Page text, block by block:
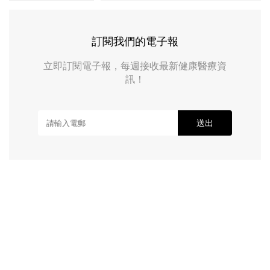
訂閱我們的電子報
立即訂閱電子報，每週接收最新健康醫療資
訊！
送出